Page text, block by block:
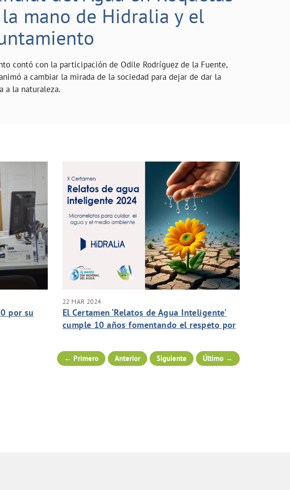
mano de Hidralia y el
contó con la participación de Odile Rodríguez de la Fuente,
a cambiar la mirada de la sociedad para dejar de dar la
a la naturaleza.
por su
22 MAR 2024
El Certamen ‘Relatos de Agua Inteligente’
cumple 10 años fomentando el respeto por
← Primero Anterior Siguiente Último →